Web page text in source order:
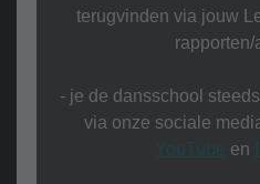
terugvinden via jouw
rapporten/
- je de dansschool
via onze sociale
en